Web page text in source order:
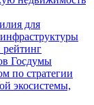
для
Госдумы
по стратегии
экосистемы,